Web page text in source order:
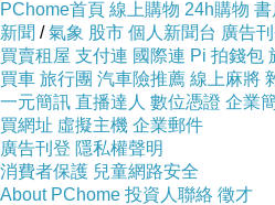
PChome首頁 線上購物 24h購物 書
新聞 /氣象 股市 個人新聞台 廣告
買賣租屋 支付連 國際連 Pi 拍錢包
買車 旅行團 汽車險推薦 線上麻將
一元簡訊 直播達人 數位憑證 企業
買網址 虛擬主機 企業郵件
廣告刊登 隱私權聲明
消費者保護 兒童網路安全
About PChome 投資人聯絡 徵才